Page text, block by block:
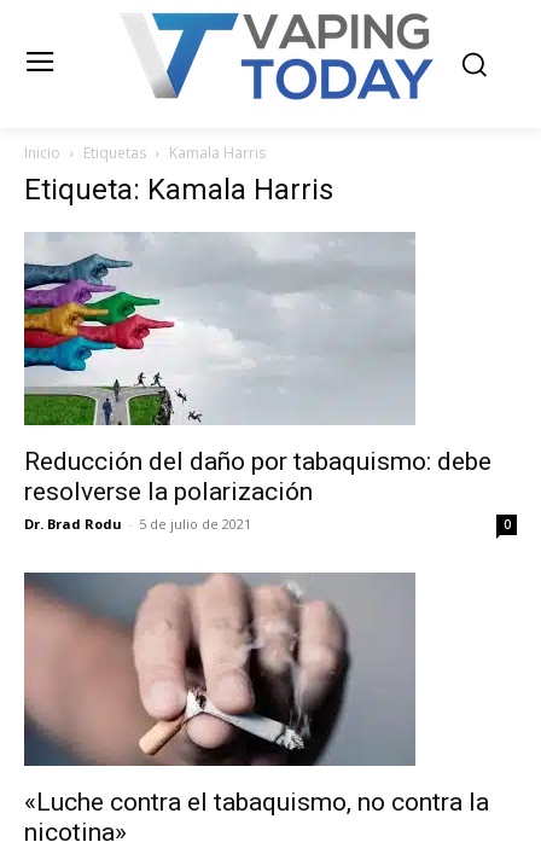
Inicio Etiquetas Kamala Harris
Etiqueta: Kamala Harris
Reducción del daño por tabaquismo: debe
resolverse la polarización
Dr. Brad Rodu - 5 de julio de 2021 0
«Luche contra el tabaquismo, no contra la
nicotina»